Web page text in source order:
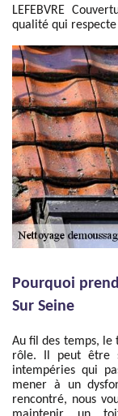
LEFEBVRE
qualité qui
Pourquoi
Sur Seine
Au fil des temps, le
rôle. Il peut être
intempéries qui
mener à un
rencontré, nous